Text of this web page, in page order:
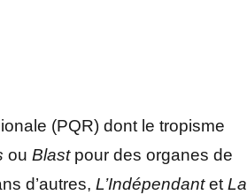
(PQR) dont le tropisme
ou Blastpour des organes de
d’autres, L’IndépendantetLa